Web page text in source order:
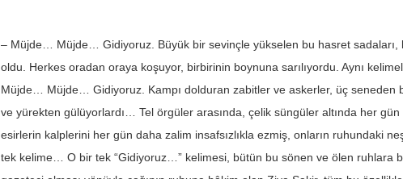
– Müjde… Müjde… Gidiyoruz. Büyük bir sevinçle yükselen bu hasret sadaları,
oldu. Herkes oradan oraya koşuyor, birbirinin boynuna sarılıyordu. Aynı
Müjde… Müjde… Gidiyoruz. Kampı dolduran zabitler ve askerler, üç seneden
ve yürekten gülüyorlardı… Tel örgüler arasında, çelik süngüler altında her gün
esirlerin kalplerini her gün daha zalim insafsızlıkla ezmiş, onların ruhundaki
tek kelime… O bir tek “Gidiyoruz…” kelimesi, bütün bu sönen ve ölen ruhlara